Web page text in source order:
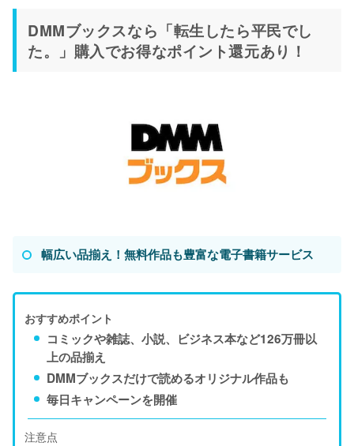
DMMブックスなら「転生したら平民でし
た。」購入でお得なポイント還元あり！
幅広い品揃え！無料作品も豊富な電子書籍サービス
おすすめポイント
コミックや雑誌、小説、ビジネス本など126万冊以
上の品揃え
DMMブックスだけで読めるオリジナル作品も
毎日キャンペーンを開催
注意点